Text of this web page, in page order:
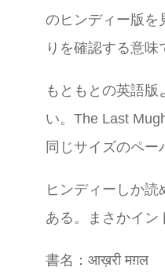
のヒンディー版を
りを確認する意味
もともとの英語
い。The Last
同じサイズのペー
ヒンディーしか
ある。まさかイン
書名：आख़री मग़ल